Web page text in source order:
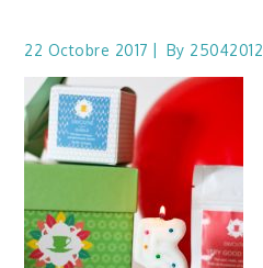
22 Octobre 2017 By 25042012